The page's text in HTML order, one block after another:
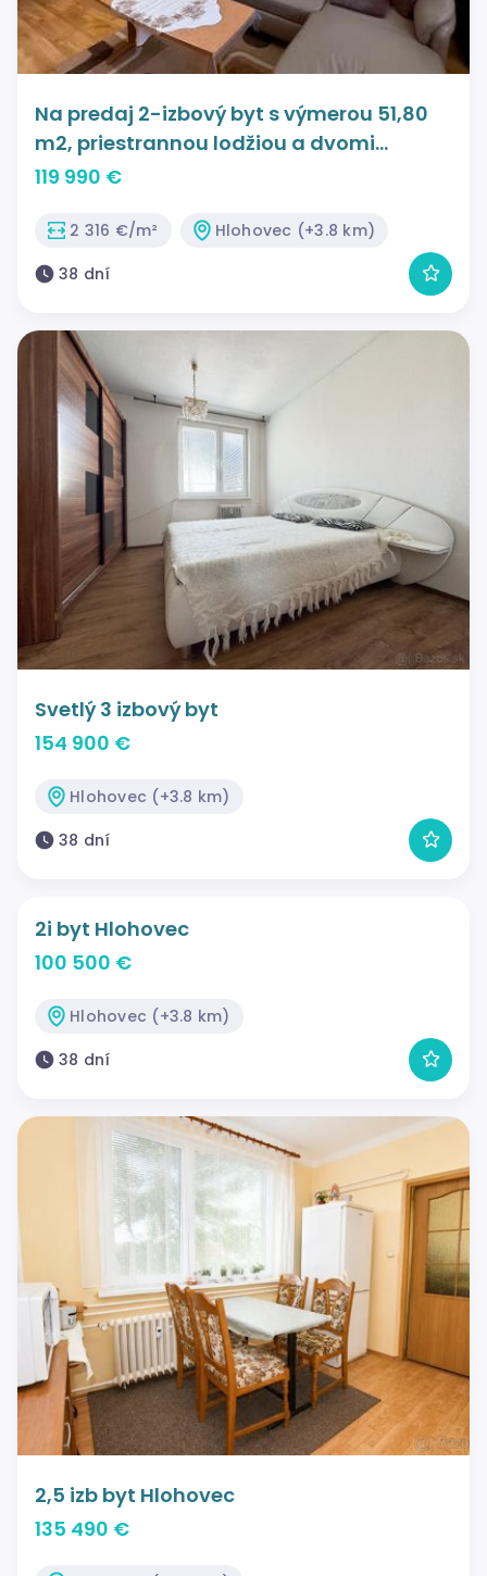
Na predaj 2-izbový byt s výmerou 51,80
m2, priestrannou lodžiou a dvomi
pivnicami priamo v centre Hlohovca.
119 990 €
2 316 €/m²
Hlohovec (+3.8 km)
38 dní
Svetlý 3 izbový byt
154 900 €
Hlohovec (+3.8 km)
38 dní
2i byt Hlohovec
100 500 €
Hlohovec (+3.8 km)
38 dní
2,5 izb byt Hlohovec
135 490 €